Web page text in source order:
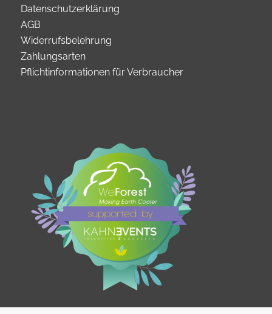
Datenschutzerklärung
AGB
Widerrufsbelehrung
Zahlungsarten
Pflichtinformationen für Verbraucher